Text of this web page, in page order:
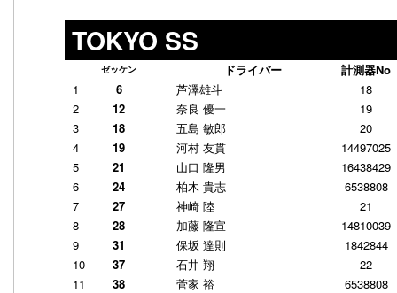
TOKYO SS
ゼッケン ドライバー
計測器No
1
6 芦澤雄斗
18
2
12 奈良 優一
19
3
18 五島 敏郎
20
4
19 河村 友貫
14497025
5
21 山口 隆男
16438429
6
24 柏木 貴志
6538808
7
27 神崎 陸
21
8
28 加藤 隆宣
14810039
9
31 保坂 達則
1842844
10
37 石井 翔
22
11
38 菅家 裕
6538808